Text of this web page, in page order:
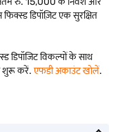
डिपॉज़िट एक सुरक्षित
डिपॉजिट विकल्पों के साथ
शुरू करें.एफडी अकाउंट खोलें.